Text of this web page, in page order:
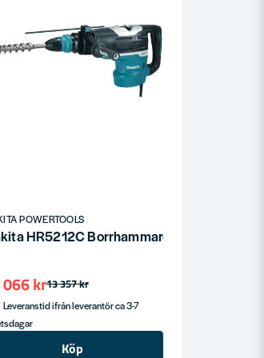
Inkl. extra chuck (2,4J)
POWERTOOLS
HR5212C Borrhammare 52mm AVT
13 357 kr
kr
Leveranstid ifrån leverantör ca 3-7
Köp